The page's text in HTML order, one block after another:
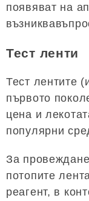
появяват на
Тест ленти
Тест лентите
първото
цена и
популярни
За
потопите
реагент, в